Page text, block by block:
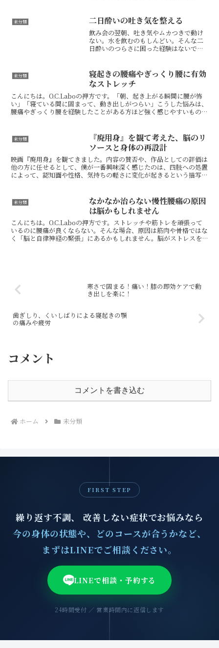
と感じる方も多いのではないでしょう
か。そんな時に手軽に...
未分類 二日酔いの吐き気を整える
飲み会の翌朝、吐き気やムカつきで動け
ない。水を飲むのもしんどい。そんな二
日酔いのつらさに困った経験はないでし
への負担や脱水、身体全体の緊張などが
重なって、思った以上に強...
未分類
寝起きの腰痛やぎっくり腰に有効
なストレッチ
こんにちは。O.C.Laboの押方です。「朝、起き上がる瞬間に腰が怖
い」「寝ている間に固まって、動き出しがつらい」こうした悩みは、
腰痛やぎっくり腰を経験したことがある方ほど強く感じやすいもので
未分類
『廃用身』を観て考えた、脳のリ
ソースと身体の再設計
映画『廃用身』を観てきました。内容の賛否や、作品としての評価は
他の方に任せるとして、僕が一番興味深く感じたのは、四肢への処置
によって、認知面や性格、気持ちの軽さに変化が起きるという描写で
未分類
なかなか治らない慢性腰痛の原因
は脳かもしれません
こんにちは。O.C.Laboの押方です。ストレッチや筋トレを頑張って
いるのに腰痛が良くならない。そんな場合、原因は筋肉や骨格ではな
く「脳と自律神経の緊張」にあるかもしれません。脳がストレスを
寒さで固まる！痛い！膝の即効ケアで動
き出しを楽に！
歯ぎしり、くいしばりによる寝起きの顎
の痛みや疲労
コメント
コメントを書き込む
ホーム 未分類
FIRST STEP
繰り返す不調、 改善しない症状でお悩みなら
今の身体の状態や、どのコースが合うかなど、
まずはLINEでご相談ください。
LINEで相談・予約する
24時間受付 ／ 営業時間内に返信します